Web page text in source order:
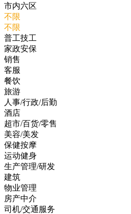
市内六区
不限
不限
普工技工
家政安保
销售
客服
餐饮
旅游
人事/行政/后勤
酒店
超市/百货/零售
美容/美发
保健按摩
运动健身
生产管理/研发
建筑
物业管理
房产中介
司机/交通服务